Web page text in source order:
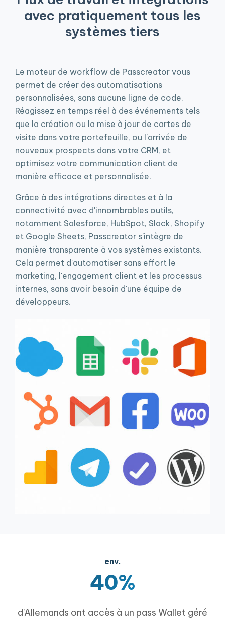
avec pratiquement tous les
systèmes tiers
Le moteur de workflow de Passcreator vous
permet de créer des automatisations
personnalisées, sans aucune ligne de code.
Réagissez en temps réel à des événements tels
que la création ou la mise à jour de cartes de
visite dans votre portefeuille, ou l'arrivée de
nouveaux prospects dans votre CRM, et
optimisez votre communication client de
manière efficace et personnalisée.
Grâce à des intégrations directes et à la
connectivité avec d'innombrables outils,
notamment Salesforce, HubSpot, Slack, Shopify
et Google Sheets, Passcreator s'intègre de
manière transparente à vos systèmes existants.
Cela permet d'automatiser sans effort le
marketing, l'engagement client et les processus
internes, sans avoir besoin d'une équipe de
développeurs.
env.
40%
d'Allemands ont accès à un pass Wallet géré